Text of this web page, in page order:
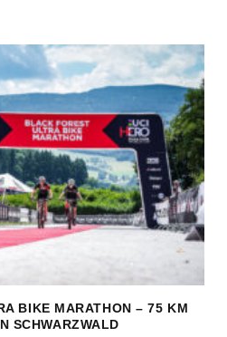
BIKE MARATHON – 75 KM
SCHWARZWALD